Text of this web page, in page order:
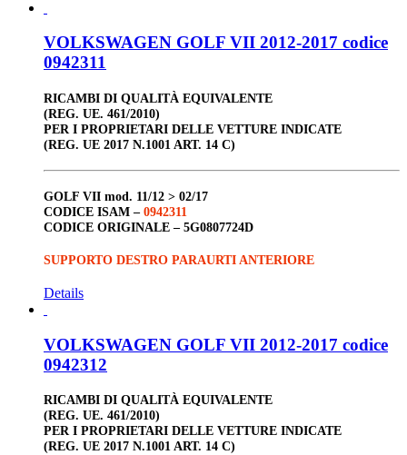
VOLKSWAGEN GOLF VII 2012-2017 codice
0942311
RICAMBI DI QUALITÀ EQUIVALENTE
(REG. UE. 461/2010)
PER I PROPRIETARI DELLE VETTURE INDICATE
(REG. UE 2017 N.1001 ART. 14 C)
GOLF VII mod. 11/12 > 02/17
CODICE ISAM – 0942311
CODICE ORIGINALE – 5G0807724D
SUPPORTO DESTRO PARAURTI ANTERIORE
Details
VOLKSWAGEN GOLF VII 2012-2017 codice
0942312
RICAMBI DI QUALITÀ EQUIVALENTE
(REG. UE. 461/2010)
PER I PROPRIETARI DELLE VETTURE INDICATE
(REG. UE 2017 N.1001 ART. 14 C)